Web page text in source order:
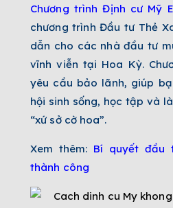
Chương trình Định cư Mỹ
chương trình Đầu tư Thẻ
dẫn cho các nhà đầu tư
vĩnh viễn tại Hoa Kỳ.
yêu cầu bảo lãnh, giúp
hội sinh sống, học tập và
“xứ sở cờ hoa”.
Xem thêm: Bí quyết đầu
thành công